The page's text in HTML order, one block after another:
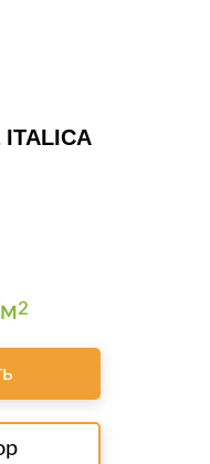
ITALICA
2